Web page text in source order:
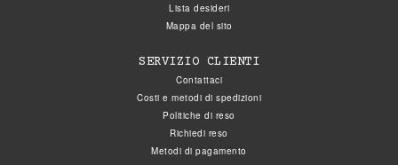
Lista desideri
Mappa del sito
SERVIZIO CLIENTI
Contattaci
Costi e metodi di spedizioni
Politiche di reso
Richiedi reso
Metodi di pagamento